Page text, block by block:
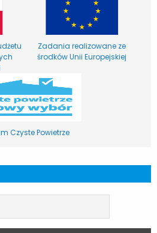
Zadania realizowane ze
środków Unii Europejskiej
Czyste Powietrze